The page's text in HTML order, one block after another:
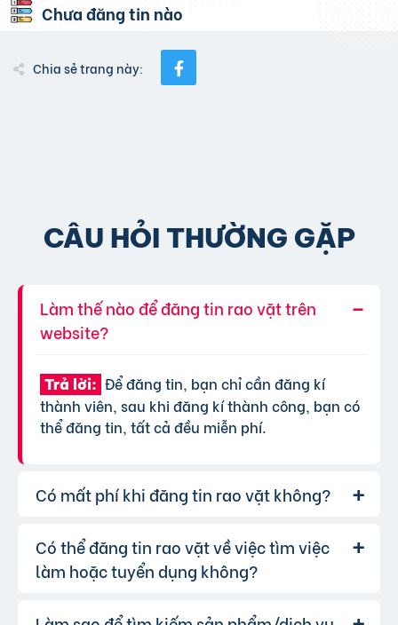
Chưa đăng tin nào
Chia sẻ trang này:
CÂU HỎI THƯỜNG GẶP
Làm thế nào để đăng tin rao vặt trên
website?
Trả lời: Để đăng tin, bạn chỉ cần đăng kí
thành viên, sau khi đăng kí thành công, bạn có
thể đăng tin, tất cả đều miễn phí.
Có mất phí khi đăng tin rao vặt không?
Trả lời: Chúng tôi cung cấp gói đăng tin miễn
phí cơ bản cho tất cả người dùng. Tuy nhiên, để
thị, bạn có thể lựa chọn các gói dịch vụ nâng
Có thể đăng tin rao vặt về việc tìm việc
làm hoặc tuyển dụng không?